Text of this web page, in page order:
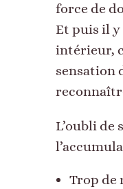
force de
Et puis il y
intérieur,
sensation
L’oubli de
Trop de